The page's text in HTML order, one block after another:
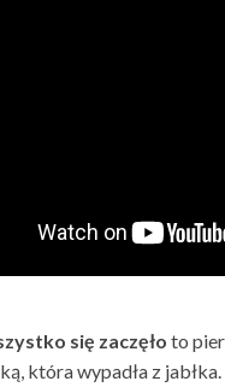
się zaczęło to
która wypadła z